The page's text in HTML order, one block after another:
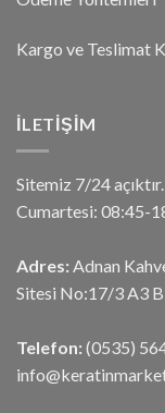
Kargo ve Teslimat
İLETIŞIM
Sitemiz 7/24
Cumartesi: 08:45-
Adres: Adnan
Sitesi No:17/3 A3
Telefon: (0535)